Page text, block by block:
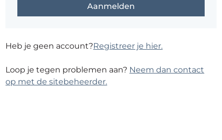
Heb je geen account?Registreer je hier.
Loop je tegen problemen aan? Neem dan contact
op met de sitebeheerder.